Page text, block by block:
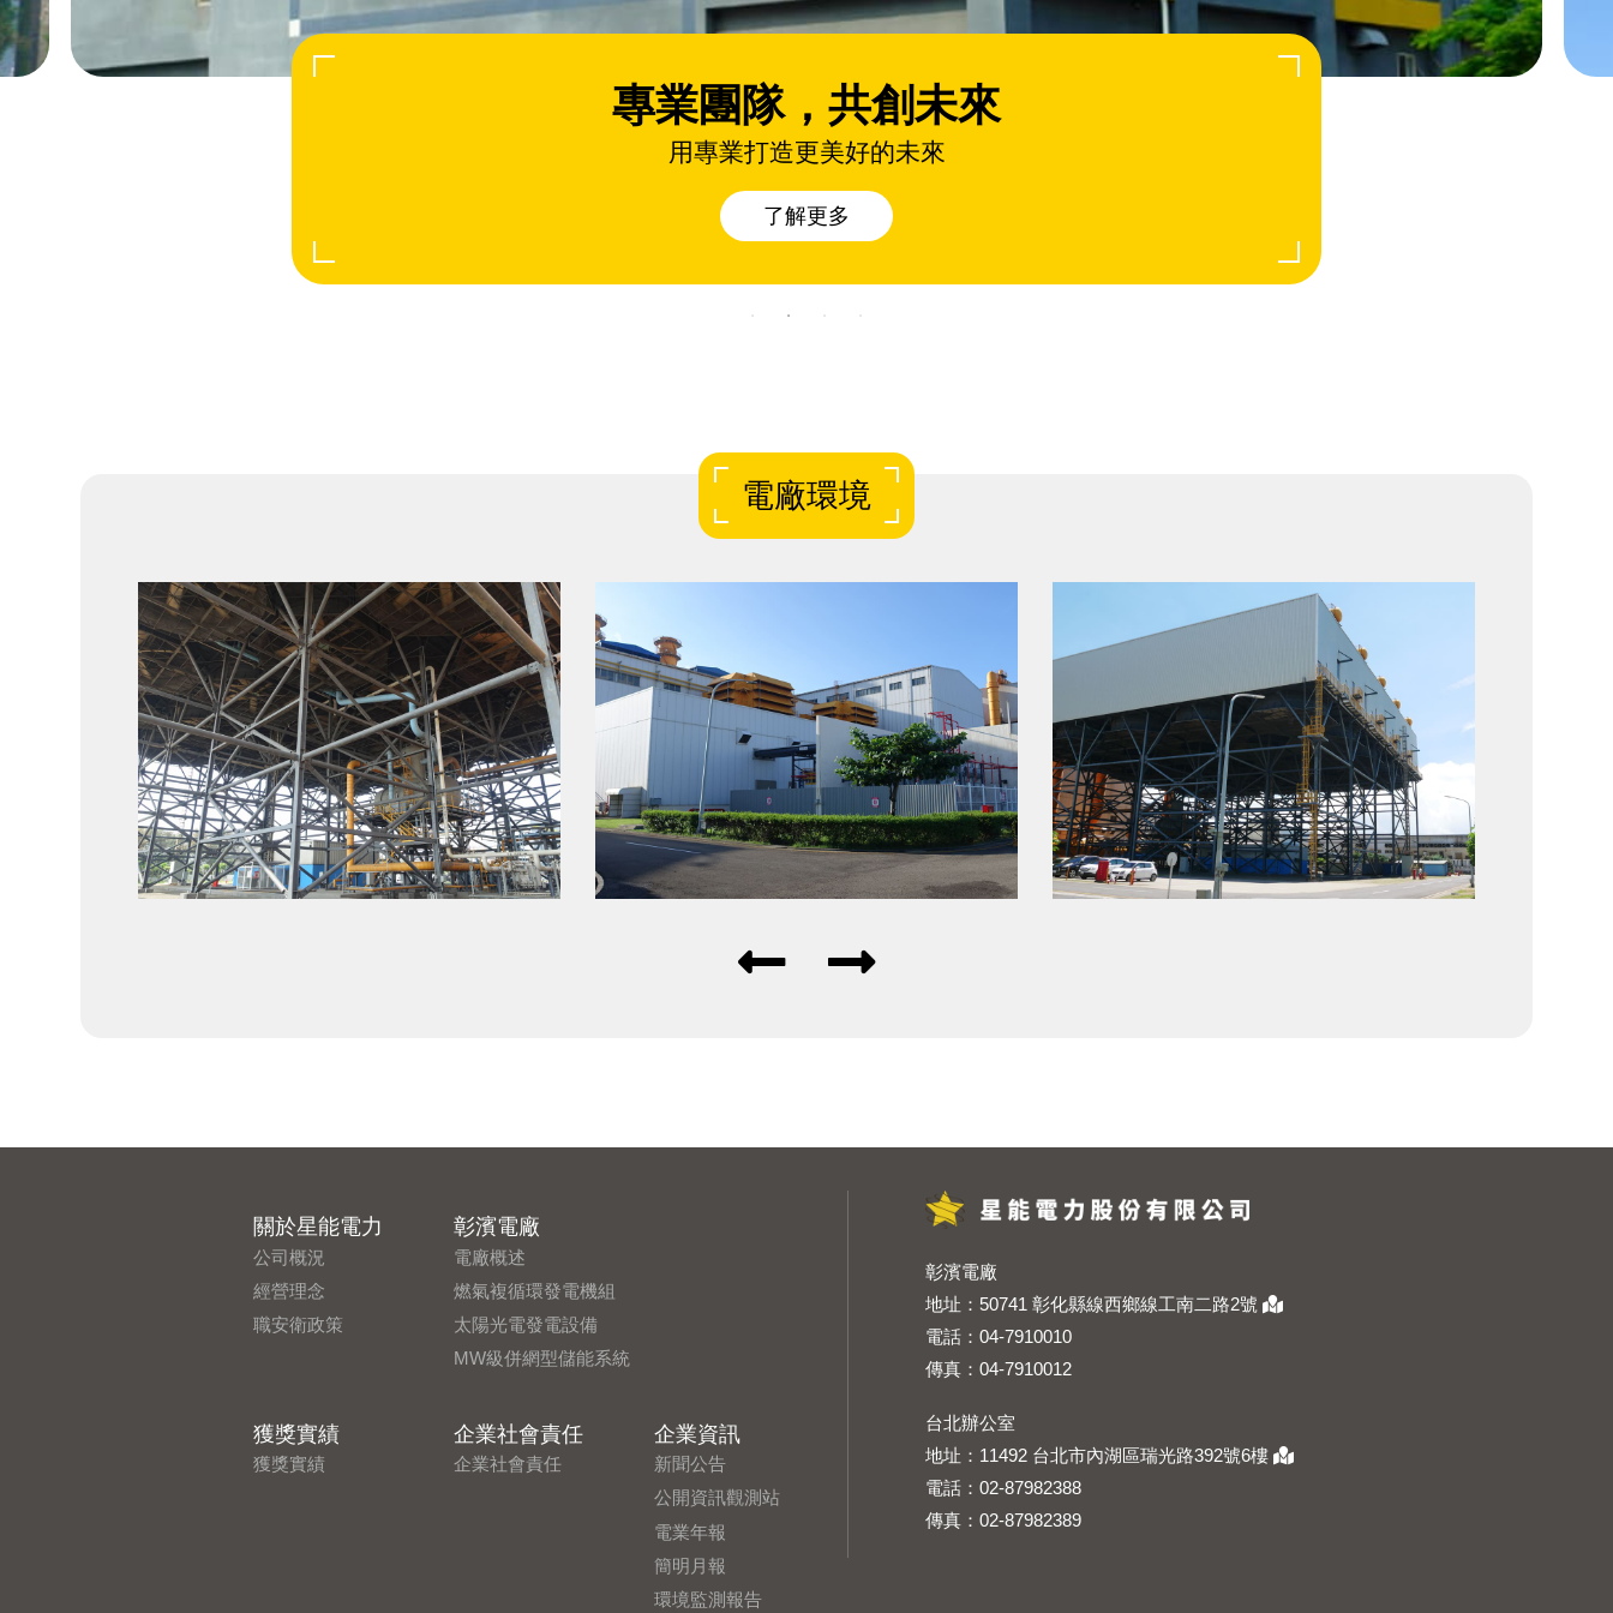
專業團隊，共創未來
用專業打造更美好的未來
了解更多
電廠環境
關於星能電力
公司概況
經營理念
職安衛政策
彰濱電廠
電廠概述
燃氣複循環發電機組
太陽光電發電設備
MW級併網型儲能系統
獲獎實績
獲獎實績
企業社會責任
企業社會責任
企業資訊
新聞公告
公開資訊觀測站
電業年報
簡明月報
環境監測報告
彰濱電廠
地址： 50741 彰化縣線西鄉線工南二路2號
電話： 04-7910010
傳真：04-7910012
台北辦公室
地址： 11492 台北市內湖區瑞光路392號6樓
電話： 02-87982388
傳真：02-87982389